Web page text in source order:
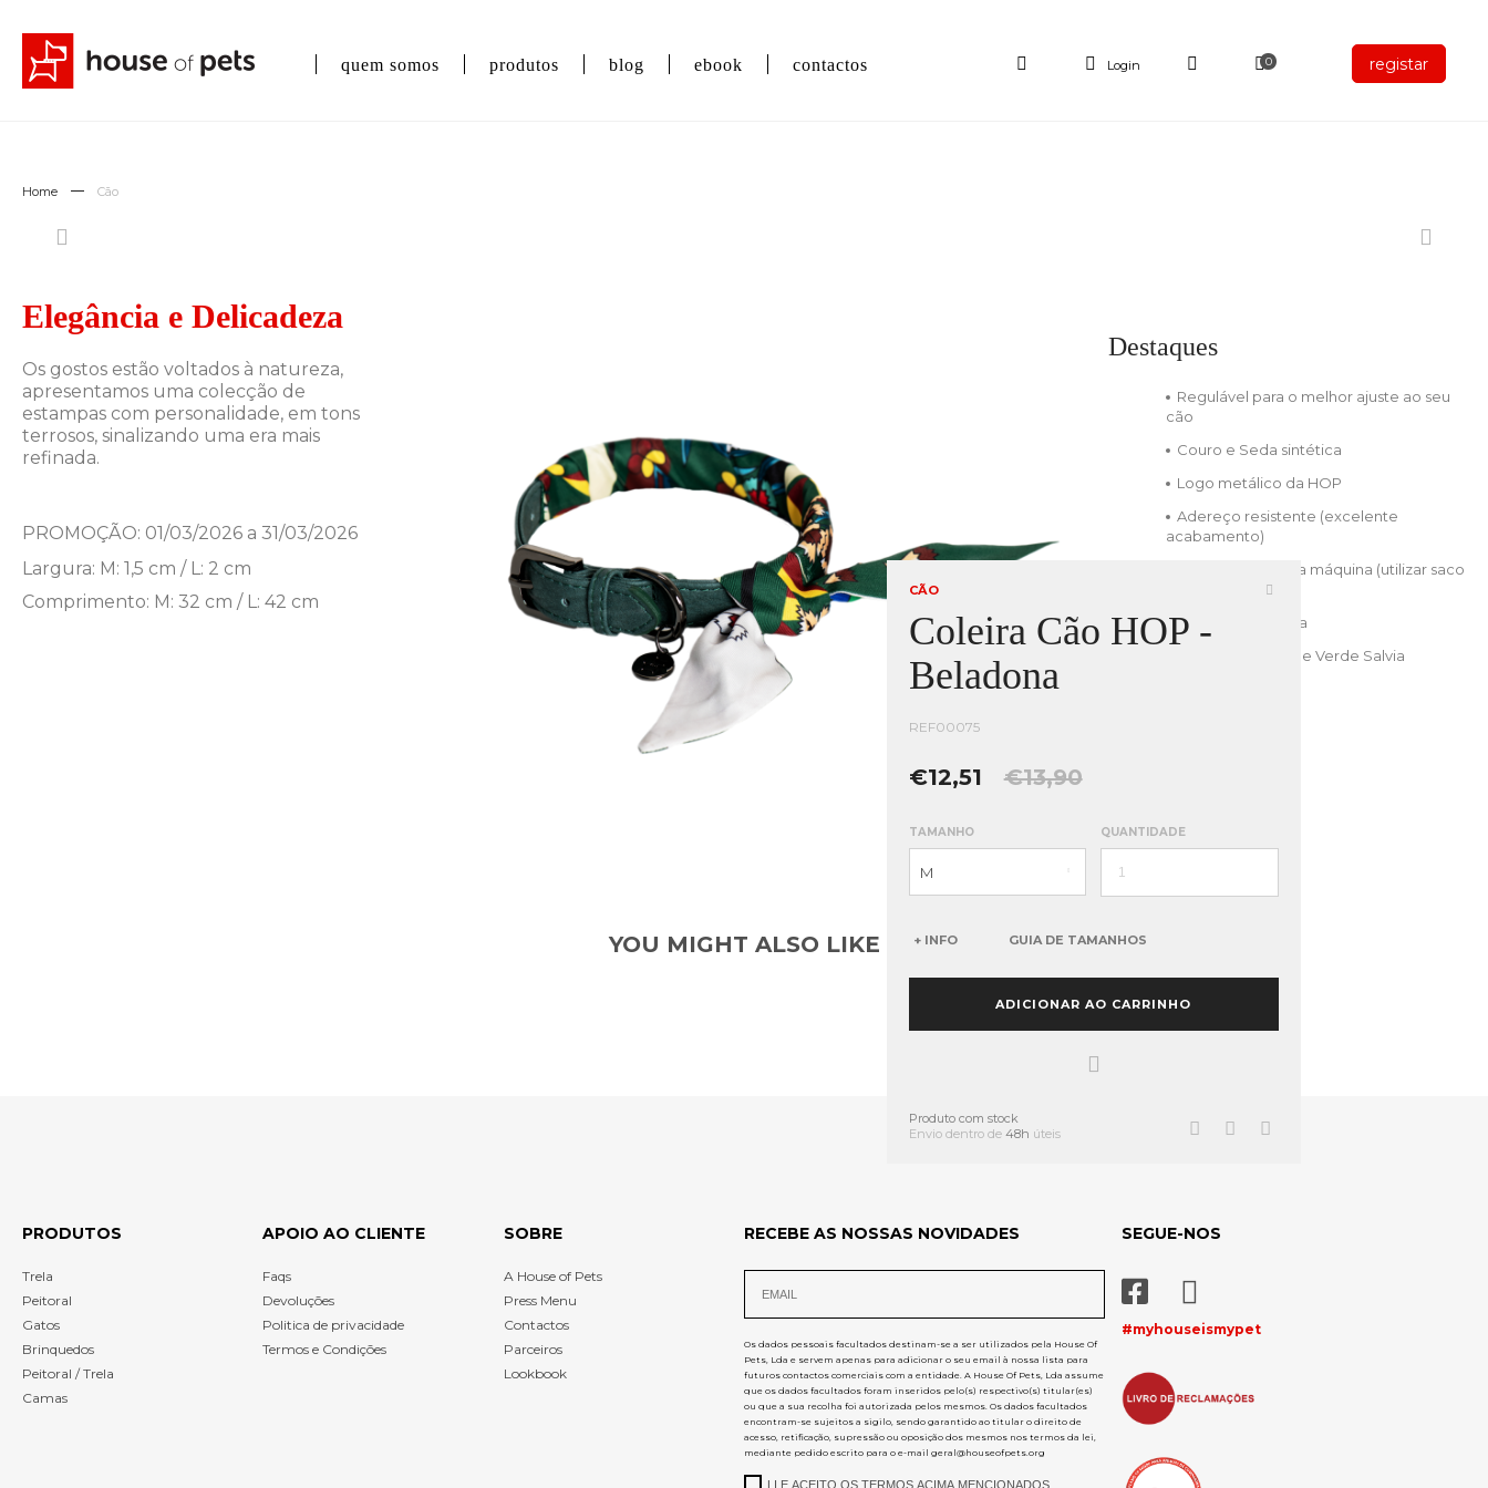
quem somos produtos blog ebook contactos registar
0
Login
Home Cão
CÃO
Coleira Cão HOP -
Beladona
REF00075
€12,51 €13,90
TAMANHO QUANTIDADE
+ INFO GUIA DE TAMANHOS
ADICIONAR AO CARRINHO
Produto com stock
Envio dentro de 48h úteis
Elegância e Delicadeza
Os gostos estão voltados à natureza,
apresentamos uma colecção de
estampas com personalidade, em tons
terrosos, sinalizando uma era mais
refinada.
PROMOÇÃO: 01/03/2026 a 31/03/2026
Largura: M: 1,5 cm / L: 2 cm
Comprimento: M: 32 cm / L: 42 cm
Destaques
Regulável para o melhor ajuste ao seu
cão
Couro e Seda sintética
Logo metálico da HOP
Adereço resistente (excelente
acabamento)
Pode ser lavado a máquina (utilizar saco
Estampa Exclusiva
Coleira em tom de Verde Salvia
YOU MIGHT ALSO LIKE
PRODUTOS
Trela
Peitoral
Gatos
Brinquedos
Peitoral / Trela
Camas
APOIO AO CLIENTE
Faqs
Devoluções
Politica de privacidade
Termos e Condições
SOBRE
A House of Pets
Press Menu
Contactos
Parceiros
Lookbook
RECEBE AS NOSSAS NOVIDADES
Os dados pessoais facultados destinam-se a ser utilizados pela House Of
Pets, Lda e servem apenas para adicionar o seu email à nossa lista para
futuros contactos comerciais com a entidade. A House Of Pets, Lda assume
que os dados facultados foram inseridos pelo(s) respectivo(s) titular(es)
ou que a sua recolha foi autorizada pelos mesmos. Os dados facultados
encontram-se sujeitos a sigilo, sendo garantido ao titular o direito de
acesso, retificação, supressão ou oposição dos mesmos nos termos da lei,
mediante pedido escrito para o e-mail geral@houseofpets.org
LI E ACEITO OS TERMOS ACIMA MENCIONADOS
SEGUE-NOS
#myhouseismypet